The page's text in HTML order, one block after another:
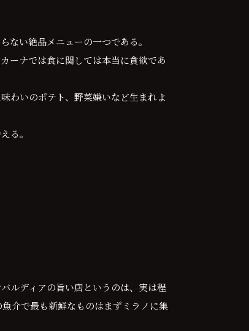
ない絶品メニューの一つである。
ーナでは食に関しては本当に貪欲であ
わいのポテト、野菜嫌いなど生まれよ
る。
ルディアの旨い店というのは、実は程
介で最も新鮮なものはまずミラノに集